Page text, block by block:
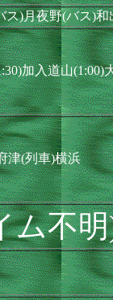
ス)月夜野(バス)
加入道山
津(列車)横浜
ム不